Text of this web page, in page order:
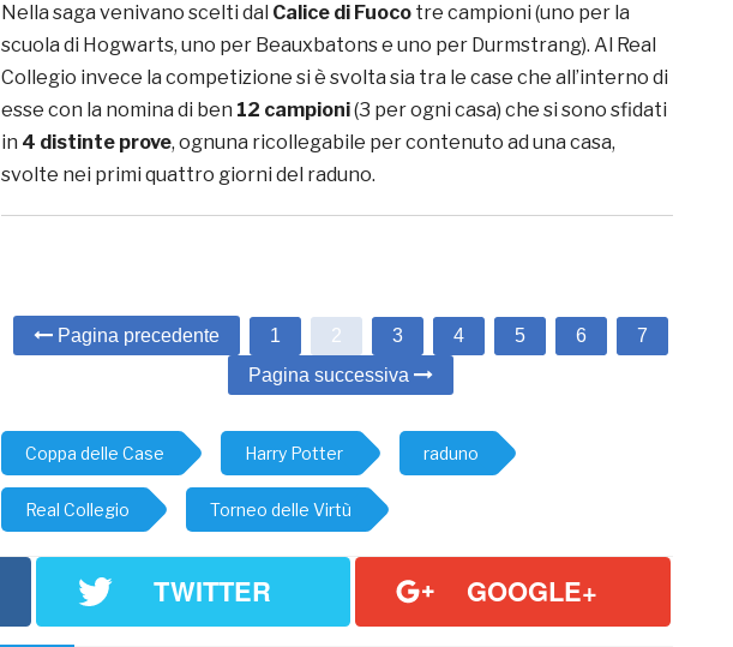
Nella saga venivano scelti dal Calice di Fuoco tre campioni (uno per la
scuola di Hogwarts, uno per Beauxbatons e uno per Durmstrang). Al Real
Collegio invece la competizione si è svolta sia tra le case che all’interno di
esse con la nomina di ben 12 campioni(3 per ogni casa) che si sono sfidati
in 4 distinte prove, ognuna ricollegabile per contenuto ad una casa,
svolte nei primi quattro giorni del raduno.
Pagina precedente 1 2 3 4 5 6
7
Pagina successiva
Coppa delle Case Harry Potter raduno
Real Collegio Torneo delle Virtù
TWITTER GOOGLE+